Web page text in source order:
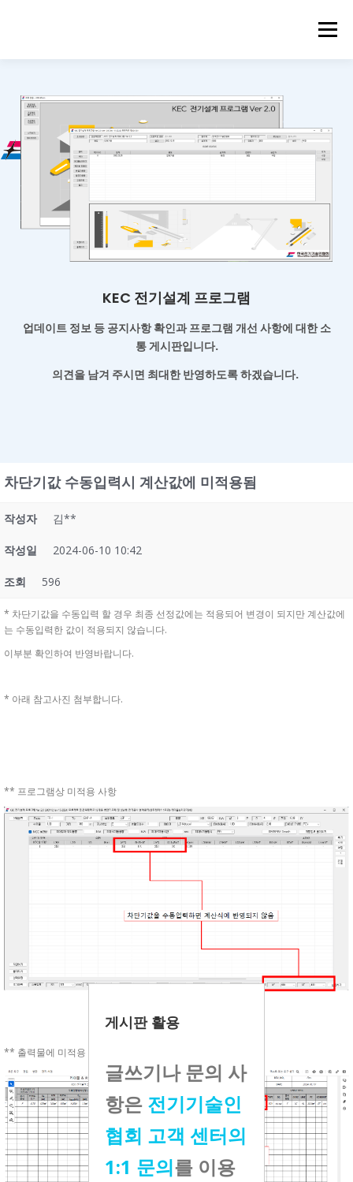
메뉴
게시판 활용
글쓰기나 문의 사
항은 전기기술인
협회 고객 센터의
1:1 문의를 이용
KEC 전기설계 프로그램
업데이트 정보 등 공지사항 확인과프로그램 개선 사항에 대한 소
통 게시판입니다.
의견을 남겨 주시면 최대한 반영하도록 하겠습니다.
차단기값 수동입력시 계산값에 미적용됨
작성자 김**
작성일 2024-06-10 10:42
조회 596
* 차단기값을 수동입력 할 경우 최종 선정값에는 적용되어 변경이 되지만 계산값에
는 수동입력한 값이 적용되지 않습니다.
이부분 확인하여 반영바랍니다.
* 아래 참고사진 첨부합니다.
** 프로그램상 미적용 사항
** 출력물에 미적용 사항